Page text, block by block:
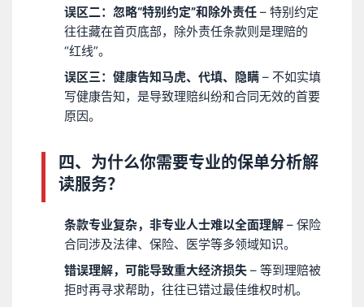
误区二：忽略“特别约定”和除外责任 – 特别约定
往往藏在首页底部，除外责任条款则是理赔的
“红线”。
误区三：健康告知马虎、代填、隐瞒 – 不如实填
写健康告知，是导致理赔纠纷和合同无效的首要
原因。
四、为什么你需要专业的保单分析解
读服务？
条款专业复杂，非专业人士难以全面理解 – 保险
合同涉及法律、保险、医学等多领域知识。
错误理解，可能导致重大经济损失 – 等到理赔被
拒时再寻求帮助，往往已错过最佳维权时机。